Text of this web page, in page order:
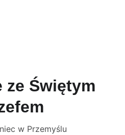
ze Świętym
w Przemyślu